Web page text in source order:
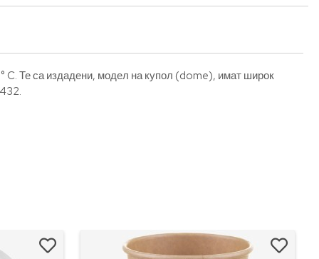
C. Те са издадени, модел на купол (dome), имат широк